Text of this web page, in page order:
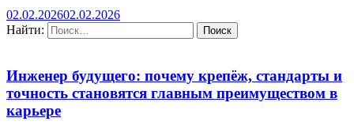
02.02.202602.02.2026
Найти:
Инженер будущего: почему крепёж, стандарты и
точность становятся главным преимуществом в
карьере